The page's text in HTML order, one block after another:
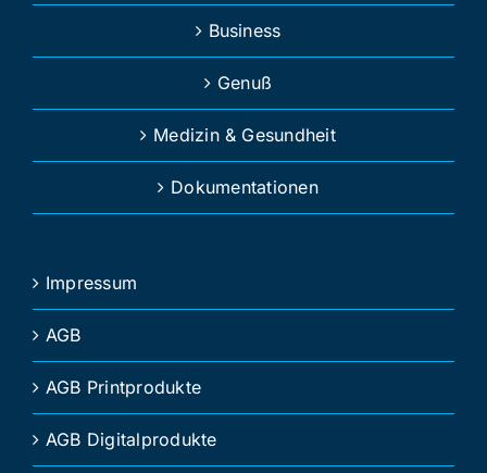
Business
Genuß
Medizin & Gesundheit
Dokumentationen
Impressum
AGB
AGB Printprodukte
AGB Digitalprodukte